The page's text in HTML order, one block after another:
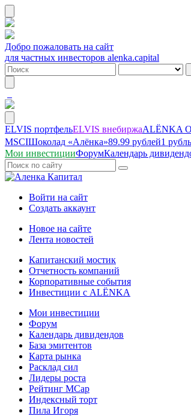
Добро пожаловать на сайт
для частных инвесторов alenka.capital
ELVIS портфельELVIS внебиржаALЁNKA
MSCIШоколад «Алёнка»89.99 рублей1 рубль
Мои инвестицииФорумКалендарь
Войти на сайт
Создать аккаунт
Новое на сайте
Лента новостей
Капитанский мостик
Отчетность компаний
Корпоративные события
Инвестиции с ALЁNKA
Мои инвестиции
Форум
Календарь дивидендов
База эмитентов
Карта рынка
Расклад сил
Лидеры роста
Рейтинг MCap
Индексный торт
Пила Игоря